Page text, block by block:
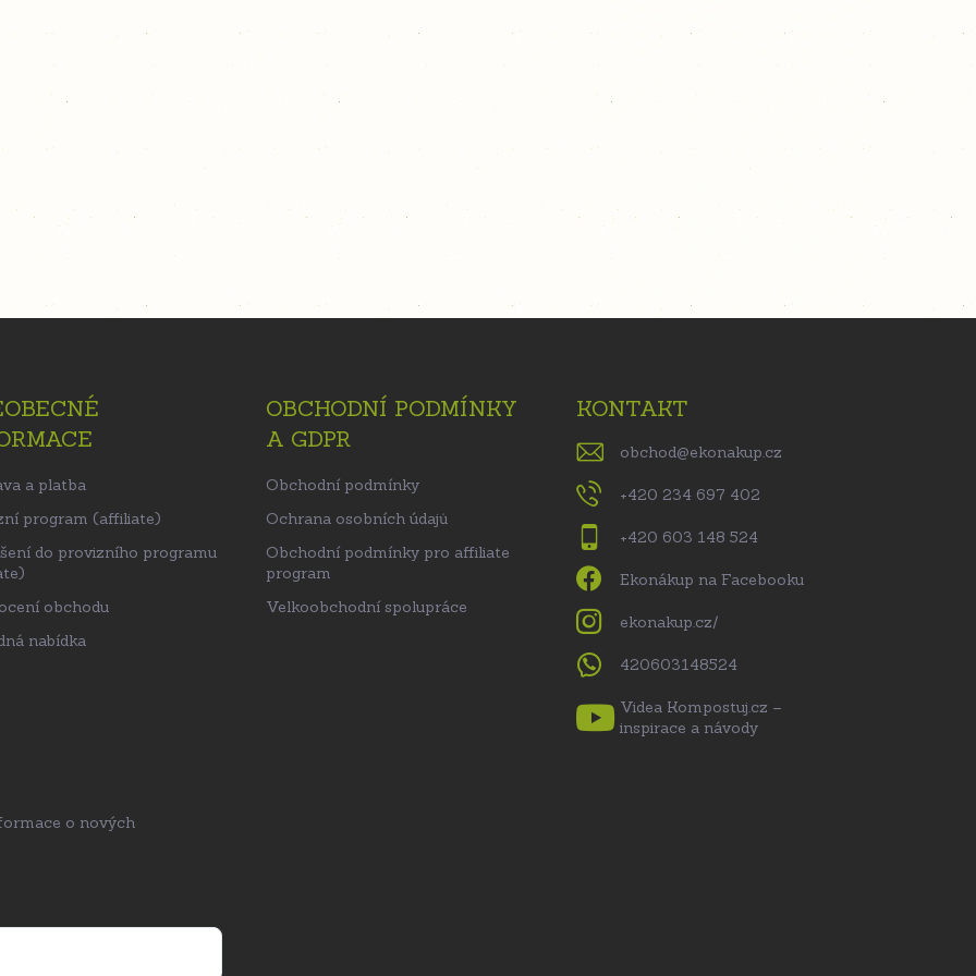
a platba
program (affiliate)
do provizního programu
obchodu
nabídka
OBCHODNÍ PODMÍNKY
A GDPR
Obchodní podmínky
Ochrana osobních údajů
Obchodní podmínky pro affiliate
program
Velkoobchodní spolupráce
KONTAKT
obchod@ekonakup.cz
+420 234 697 402
+420 603 148 524
Ekonákup na Facebooku
ekonakup.cz/
420603148524
Videa Kompostuj.cz –
inspirace a návody
o nových